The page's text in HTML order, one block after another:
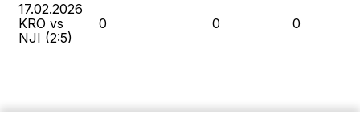
17.02.2026
KRO vs
NJI (2:5)
0 0 0